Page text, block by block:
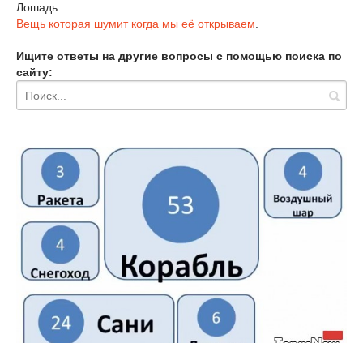
Лошадь.
Вещь которая шумит когда мы её открываем
Ищите ответы на другие вопросы с помощью поиска по
сайту: